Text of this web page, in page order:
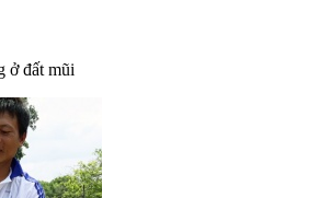
ở đất mũi